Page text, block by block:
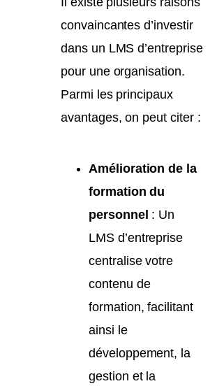
convaincantes d’investir
dans un LMS d’entreprise
pour une organisation.
Parmi les principaux
avantages, on peut citer :
Amélioration de la
formation du
personnel : Un
LMS d’entreprise
centralise votre
contenu de
formation, facilitant
ainsi le
développement, la
gestion et la